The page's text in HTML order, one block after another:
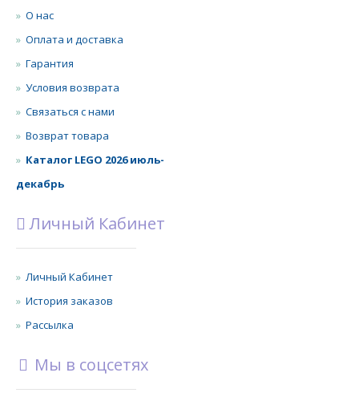
О нас
Оплата и доставка
Гарантия
Условия возврата
Связаться с нами
Возврат товара
Каталог LEGO 2026 июль-
декабрь
Личный Кабинет
Личный Кабинет
История заказов
Рассылка
Мы в соцсетях